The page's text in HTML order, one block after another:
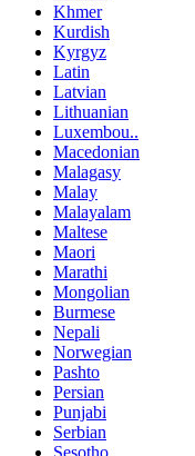
Khmer
Kurdish
Kyrgyz
Latin
Latvian
Lithuanian
Luxembou..
Macedonian
Malagasy
Malay
Malayalam
Maltese
Maori
Marathi
Mongolian
Burmese
Nepali
Norwegian
Pashto
Persian
Punjabi
Serbian
Sesotho